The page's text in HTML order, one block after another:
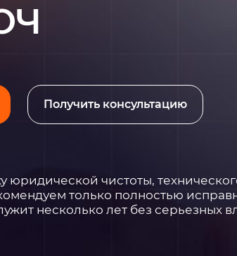
Получить консультацию
чистоты,
только полностью
несколько лет без серьезных